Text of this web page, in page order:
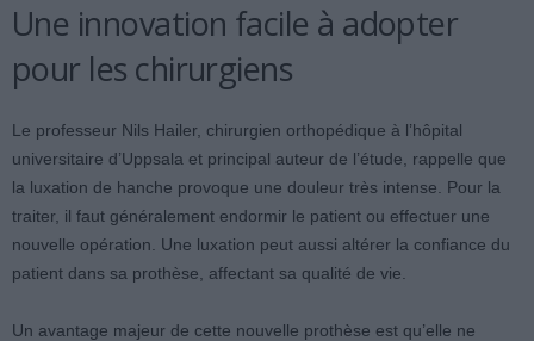
Une innovation facile à adopter
pour les chirurgiens
Le professeur Nils Hailer, chirurgien orthopédique à l’hôpital
universitaire d’Uppsala et principal auteur de l’étude, rappelle que
la luxation de hanche provoque une douleur très intense. Pour la
traiter, il faut généralement endormir le patient ou effectuer une
nouvelle opération. Une luxation peut aussi altérer la confiance du
patient dans sa prothèse, affectant sa qualité de vie.
Un avantage majeur de cette nouvelle prothèse est qu’elle ne